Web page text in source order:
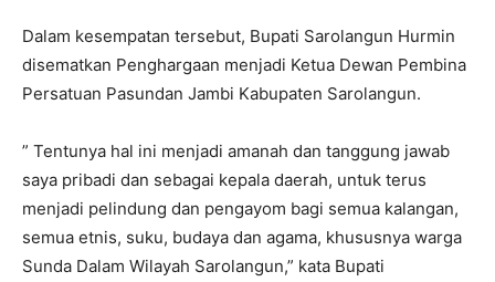
Dalam kesempatan tersebut, Bupati Sarolangun Hurmin
disematkan Penghargaan menjadi Ketua Dewan Pembina
Persatuan Pasundan Jambi Kabupaten Sarolangun.
” Tentunya hal ini menjadi amanah dan tanggung jawab
saya pribadi dan sebagai kepala daerah, untuk terus
menjadi pelindung dan pengayom bagi semua kalangan,
semua etnis, suku, budaya dan agama, khususnya warga
Sunda Dalam Wilayah Sarolangun,” kata Bupati